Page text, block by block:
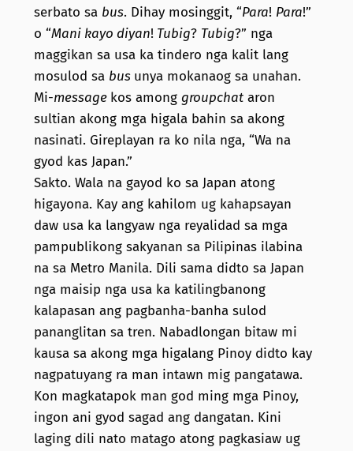
serbato sa bus. Dihay mosinggit, “Para! Para!”
o “Mani kayo diyan!Tubig? Tubig?” nga
maggikan sa usa ka tindero nga kalit lang
mosulod sa bus unya mokanaog sa unahan.
Mi-message kos among groupchataron
sultian akong mga higala bahin sa akong
nasinati. Gireplayan ra ko nila nga, “Wa na
gyod kas Japan.”
Sakto. Wala na gayod ko sa Japan atong
higayona. Kay ang kahilom ug kahapsayan
daw usa ka langyaw nga reyalidad sa mga
pampublikong sakyanan sa Pilipinas ilabina
na sa Metro Manila. Dili sama didto sa Japan
nga maisip nga usa ka katilingbanong
kalapasan ang pagbanha-banha sulod
pananglitan sa tren. Nabadlongan bitaw mi
kausa sa akong mga higalang Pinoy didto kay
nagpatuyang ra man intawn mig pangatawa.
Kon magkatapok man god ming mga Pinoy,
ingon ani gyod sagad ang dangatan. Kini
laging dili nato matago atong pagkasiaw ug